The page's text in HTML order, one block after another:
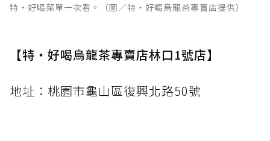
特·好喝菜單一次看。（圖／特‧好喝烏龍茶專賣店提供）
【特‧好喝烏龍茶專賣店林口1號店】
地址：桃園市龜山區復興北路50號